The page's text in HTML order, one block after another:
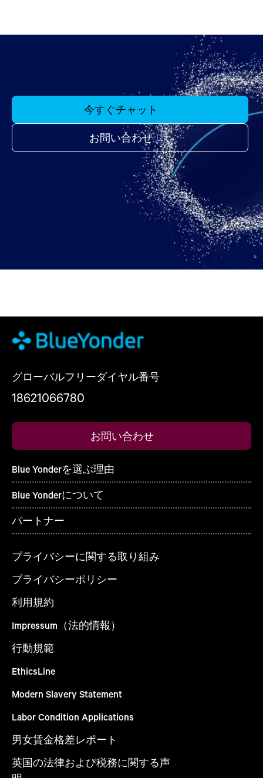
今すぐチャット
お問い合わせ
グローバルフリーダイヤル番号
18621066780
お問い合わせ
Blue Yonderを選ぶ理由
Blue Yonderについて
パートナー
プライバシーに関する取り組み
プライバシーポリシー
利用規約
Impressum（法的情報）
行動規範
EthicsLine
Modern Slavery Statement
Labor Condition Applications
男女賃金格差レポート
英国の法律および税務に関する声